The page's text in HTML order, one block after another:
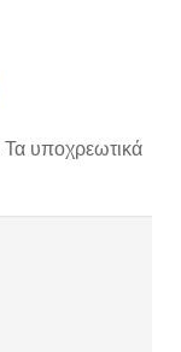
Τα υποχρεωτικά